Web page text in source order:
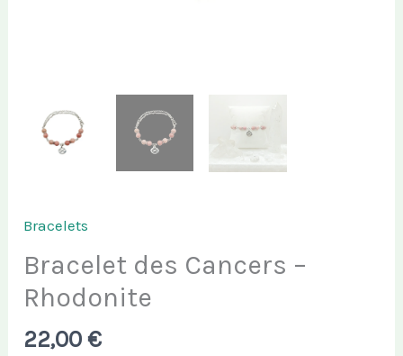
Bracelets
Bracelet des Cancers –
Rhodonite
22,00€